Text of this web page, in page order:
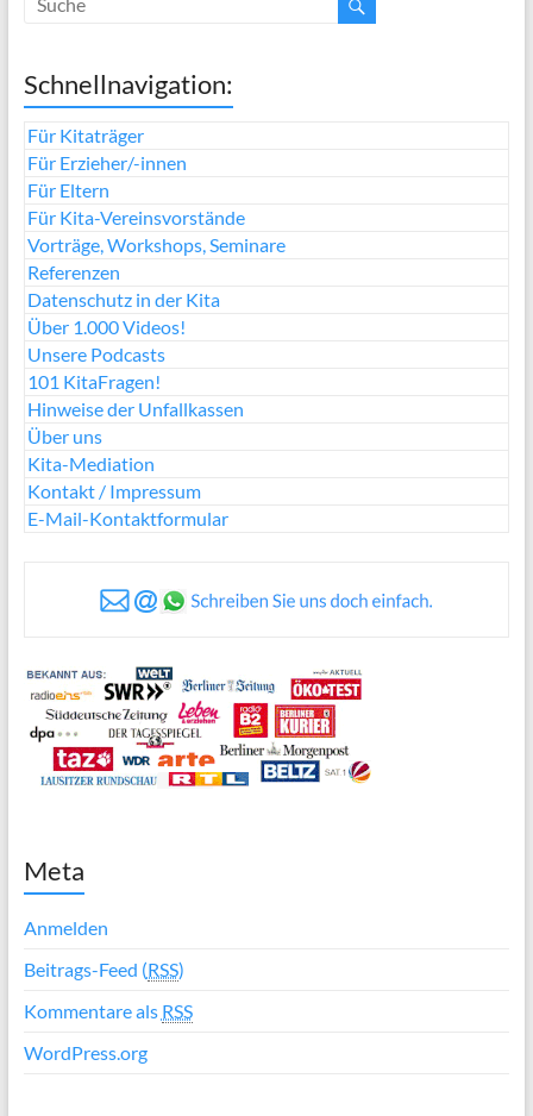
Schnellnavigation:
Für Kitaträger
Für Erzieher/-innen
Für Eltern
Für Kita-Vereinsvorstände
Vorträge, Workshops, Seminare
Referenzen
Datenschutz in der Kita
Über 1.000 Videos!
Unsere Podcasts
101 KitaFragen!
Hinweise der Unfallkassen
Über uns
Kita-Mediation
Kontakt / Impressum
E-Mail-Kontaktformular
Meta
Anmelden
Beitrags-Feed (RSS)
Kommentare als RSS
WordPress.org